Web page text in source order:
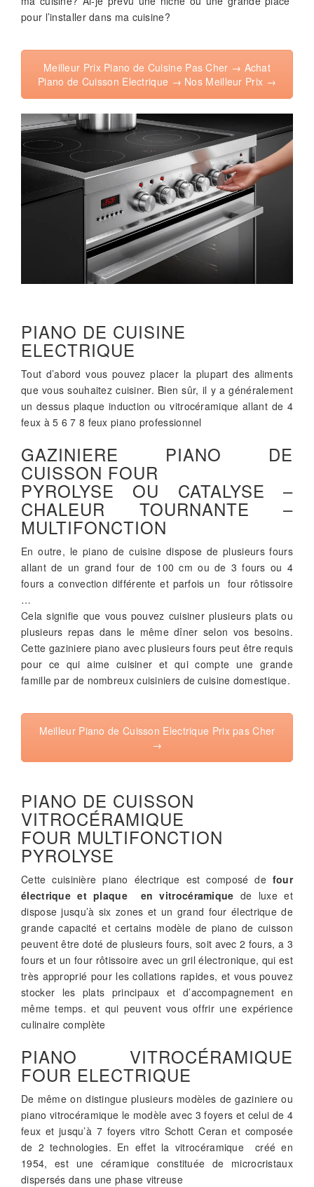
pour l’installer dans ma cuisine?
Meilleur Prix Piano de Cuisine Pas Cher → Achat
Piano de Cuisson Electrique → Nos Meilleur Prix →
PIANO DE CUISINE
ELECTRIQUE
Tout d’abord vous pouvez placer la plupart des aliments
que vous souhaitez cuisiner. Bien sûr, il y a généralement
un dessus plaque induction ou vitrocéramique allant de 4
feux à 5 6 7 8 feux piano professionnel
GAZINIERE PIANO DE
CUISSON FOUR
PYROLYSE OU CATALYSE –
CHALEUR TOURNANTE –
MULTIFONCTION
En outre, le piano de cuisine dispose de plusieurs fours
allant de un grand four de 100 cm ou de 3 fours ou 4
fours a convection différente et parfois un four rôtissoire
…
Cela signifie que vous pouvez cuisiner plusieurs plats ou
plusieurs repas dans le même dîner selon vos besoins.
Cette gaziniere piano avec plusieurs fours peut être requis
pour ce qui aime cuisiner et qui compte une grande
famille par de nombreux cuisiniers de cuisine domestique.
Meilleur Piano de Cuisson Electrique Prix pas Cher
→
PIANO DE CUISSON
VITROCÉRAMIQUE
FOUR MULTIFONCTION
PYROLYSE
Cette cuisinière piano électrique est composé de four
électrique et plaque en vitrocéramique de luxe et
dispose jusqu’à six zones et un grand four électrique de
grande capacité et certains modèle de piano de cuisson
peuvent être doté de plusieurs fours, soit avec 2 fours, a 3
fours et un four rôtissoire avec un gril électronique, qui est
très approprié pour les collations rapides, et vous pouvez
stocker les plats principaux et d’accompagnement en
même temps. et qui peuvent vous offrir une expérience
culinaire complète
PIANO VITROCÉRAMIQUE
FOUR ELECTRIQUE
De même on distingue plusieurs modèles de gaziniere ou
piano vitrocéramique le modèle avec 3 foyers et celui de 4
feux et jusqu’à 7 foyers vitro Schott Ceran et composée
de 2 technologies. En effet la vitrocéramique créé en
1954, est une céramique constituée de microcristaux
dispersés dans une phase vitreuse